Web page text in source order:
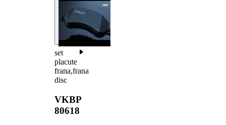
set
placute
frana,frana
disc
VKBP
80618